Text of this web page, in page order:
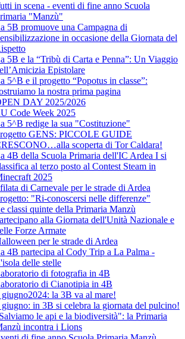
in scena - eventi di fine anno Scuola
"Manzù"
5B promuove una Campagna di
in occasione della Giornata del
5B e la “Tribù di Carta e Penna”: Un Viaggio
Epistolare
5^B e il progetto “Popotus in classe”:
la nostra prima pagina
DAY 2025/2026
Code Week 2025
5^B redige la sua "Costituzione"
GENS: PICCOLE GUIDE
scoperta di Tor Caldara!
4B della Scuola Primaria dell'IC Ardea I si
al terzo posto al Contest Steam in
2025
di Carnevale per le strade di Ardea
"Ri-conoscersi nelle differenze"
classi quinte della Primaria Manzù
alla Giornata dell'Unità Nazionale e
Forze Armate
per le strade di Ardea
4B partecipa al Cody Trip a La Palma -
delle stelle
di fotografia in 4B
di Cianotipia in 4B
giugno2024: la 3B va al mare!
giugno: in 3B si celebra la giornata del pulcino!
le api e la biodiversità": la Primaria
incontra i Lions